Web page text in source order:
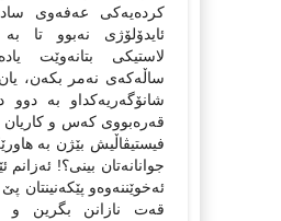
كردەیەكی عەفەوی
ئایدۆلۆژی نەبوو تا بە
لاستیكی بتانەوێت
ساڵەكەی نەمر بكەن،
شانۆگەریەكداو بە
قەرەبووی كەس و كاریان
فیستیڤاڵیش بێژن بە
جوانانەتان بینی؟! ئەزانم
ئەخوێننەوەو پێكەنینتان
قەت نازانن بگرین و